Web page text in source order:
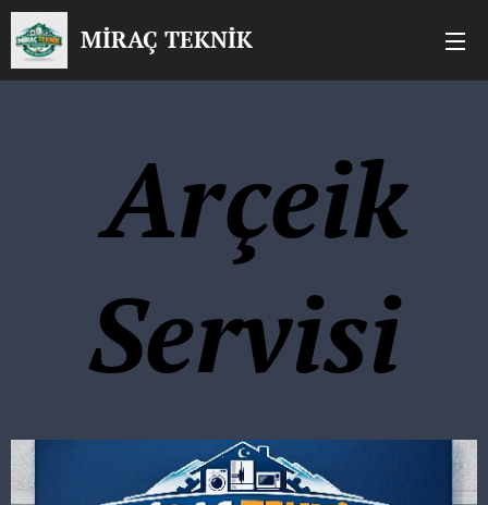
MİRAÇ TEKNİK
Arçeik
Servisi